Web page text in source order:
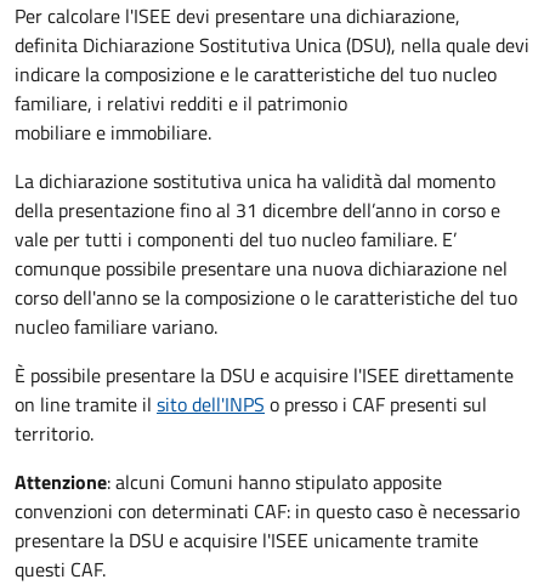
Per calcolare l'ISEE devi presentare una dichiarazione,
definita Dichiarazione Sostitutiva Unica (DSU), nella quale devi
indicare la composizione e le caratteristiche del tuo nucleo
familiare, i relativi redditi e il patrimonio
mobiliare e immobiliare.
La dichiarazione sostitutiva unica ha validità dal momento
della presentazione fino al 31 dicembre dell’anno in corso e
vale per tutti i componenti del tuo nucleo familiare. E’
comunque possibile presentare una nuova dichiarazione nel
corso dell'anno se la composizione o le caratteristiche del tuo
nucleo familiare variano.
È possibile presentare la DSU e acquisire l'ISEE direttamente
on line tramite il sito dell'INPS o presso i CAF presenti sul
territorio.
Attenzione: alcuni Comuni hanno stipulato apposite
convenzioni con determinati CAF: in questo caso è necessario
presentare la DSU e acquisire l'ISEE unicamente tramite
questi CAF.